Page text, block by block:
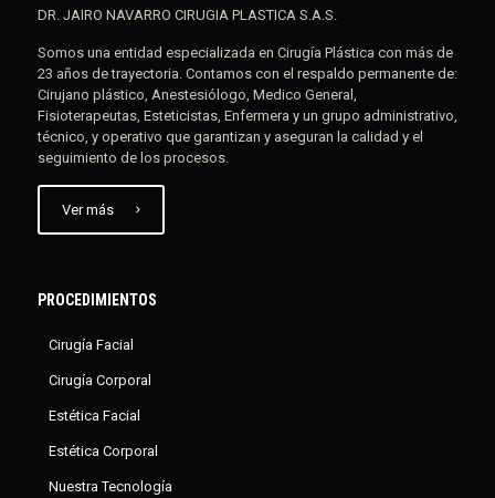
DR. JAIRO NAVARRO CIRUGIA PLASTICA S.A.S.
Somos una entidad especializada en Cirugía Plástica con más de
23 años de trayectoria. Contamos con el respaldo permanente de:
Cirujano plástico, Anestesiólogo, Medico General,
Fisioterapeutas, Esteticistas, Enfermera y un grupo administrativo,
técnico, y operativo que garantizan y aseguran la calidad y el
seguimiento de los procesos.
Ver más
PROCEDIMIENTOS
Cirugía Facial
Cirugía Corporal
Estética Facial
Estética Corporal
Nuestra Tecnología